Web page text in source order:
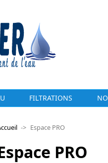
FILTRATIONS
-> Espace PRO
PRO